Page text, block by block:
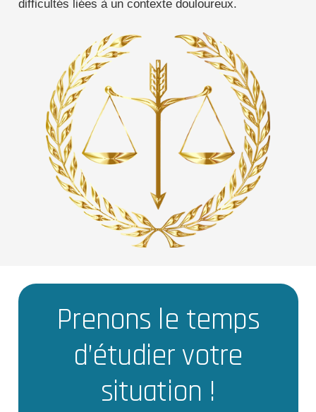
difficultés liées à un contexte douloureux.
Prenons le temps
d’étudier votre
situation !